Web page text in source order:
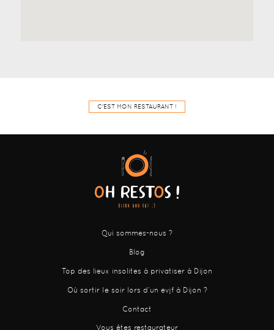
C'EST MON RESTAURANT !
Qui sommes-nous ?
Blog
Top des lieux insolites à privatiser à Dijon
Où sortir le soir lors d’un evjf à Dijon ?
Contact
Vous êtes restaurateur